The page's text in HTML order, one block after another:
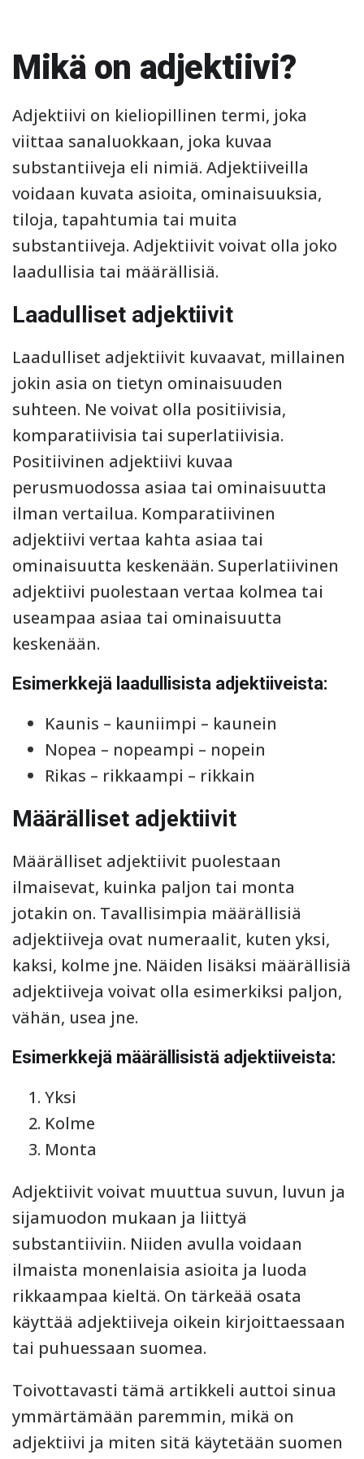
Mikä on adjektiivi?
Adjektiivi on kieliopillinen termi, joka
viittaa sanaluokkaan, joka kuvaa
substantiiveja eli nimiä. Adjektiiveilla
voidaan kuvata asioita, ominaisuuksia,
tiloja, tapahtumia tai muita
substantiiveja. Adjektiivit voivat olla joko
laadullisia tai määrällisiä.
Laadulliset adjektiivit
Laadulliset adjektiivit kuvaavat, millainen
jokin asia on tietyn ominaisuuden
suhteen. Ne voivat olla positiivisia,
komparatiivisia tai superlatiivisia.
Positiivinen adjektiivi kuvaa
perusmuodossa asiaa tai ominaisuutta
ilman vertailua. Komparatiivinen
adjektiivi vertaa kahta asiaa tai
ominaisuutta keskenään. Superlatiivinen
adjektiivi puolestaan vertaa kolmea tai
useampaa asiaa tai ominaisuutta
keskenään.
Esimerkkejä laadullisista adjektiiveista:
Kaunis – kauniimpi – kaunein
Nopea – nopeampi – nopein
Rikas – rikkaampi – rikkain
Määrälliset adjektiivit
Määrälliset adjektiivit puolestaan
ilmaisevat, kuinka paljon tai monta
jotakin on. Tavallisimpia määrällisiä
adjektiiveja ovat numeraalit, kuten yksi,
kaksi, kolme jne. Näiden lisäksi määrällisiä
adjektiiveja voivat olla esimerkiksi paljon,
vähän, usea jne.
Esimerkkejä määrällisistä adjektiiveista:
Yksi
Kolme
Monta
Adjektiivit voivat muuttua suvun, luvun ja
sijamuodon mukaan ja liittyä
substantiiviin. Niiden avulla voidaan
ilmaista monenlaisia asioita ja luoda
rikkaampaa kieltä. On tärkeää osata
käyttää adjektiiveja oikein kirjoittaessaan
tai puhuessaan suomea.
Toivottavasti tämä artikkeli auttoi sinua
ymmärtämään paremmin, mikä on
adjektiivi ja miten sitä käytetään suomen